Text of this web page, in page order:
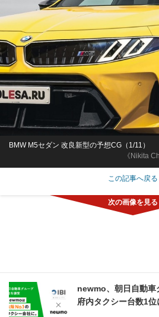
《Nikita
BMW M5セダン 改良新型の予想CG（1/11）
この記事へ戻る
newmo、朝日自動車
府内タクシー台数1位